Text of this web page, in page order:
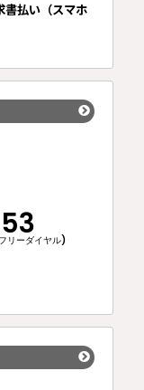
うございまし
ください。
荷いたしまし
いました。
。
。
書払い（スマホ
リーダイヤル)